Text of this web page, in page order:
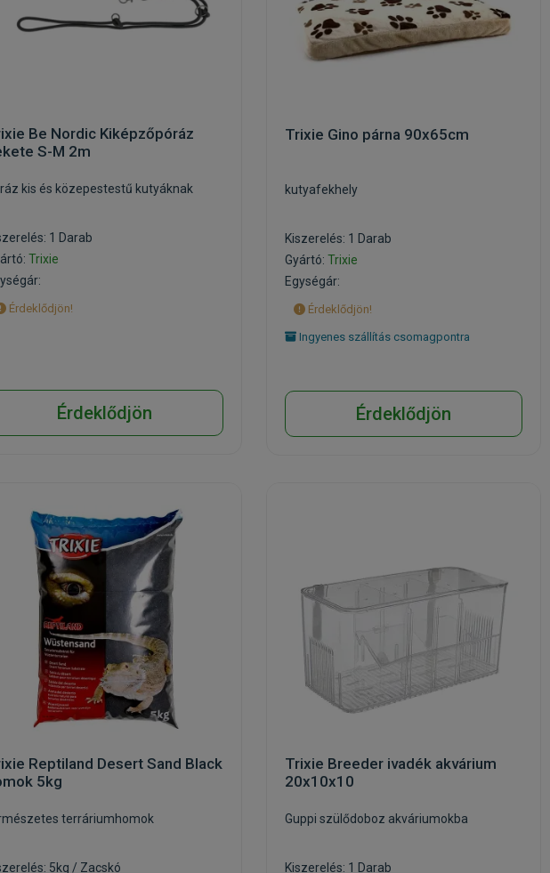
Be Nordic Kiképzőpóráz
S-M 2m
kis és közepestestű kutyáknak
1 Darab
Trixie
Érdeklődjön!
Érdeklődjön
Trixie Gino párna 90x65cm
kutyafekhely
Kiszerelés: 1 Darab
Gyártó: Trixie
Egységár:
Érdeklődjön!
Ingyenes szállítás csomagpontra
Érdeklődjön
Reptiland Desert Sand Black
5kg
terráriumhomok
5kg / Zacskó
Trixie Breeder ivadék akvárium
20x10x10
Guppi szülődoboz akváriumokba
Kiszerelés: 1 Darab